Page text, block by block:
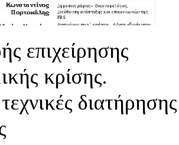
επιχείρησης
κρίσης.